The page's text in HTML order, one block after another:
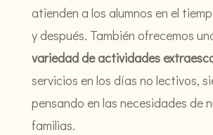
atienden a los alumnos en el
y después. También ofrecemos
variedad de actividades
servicios en los días no lectivos,
pensando en las necesidades de
familias.